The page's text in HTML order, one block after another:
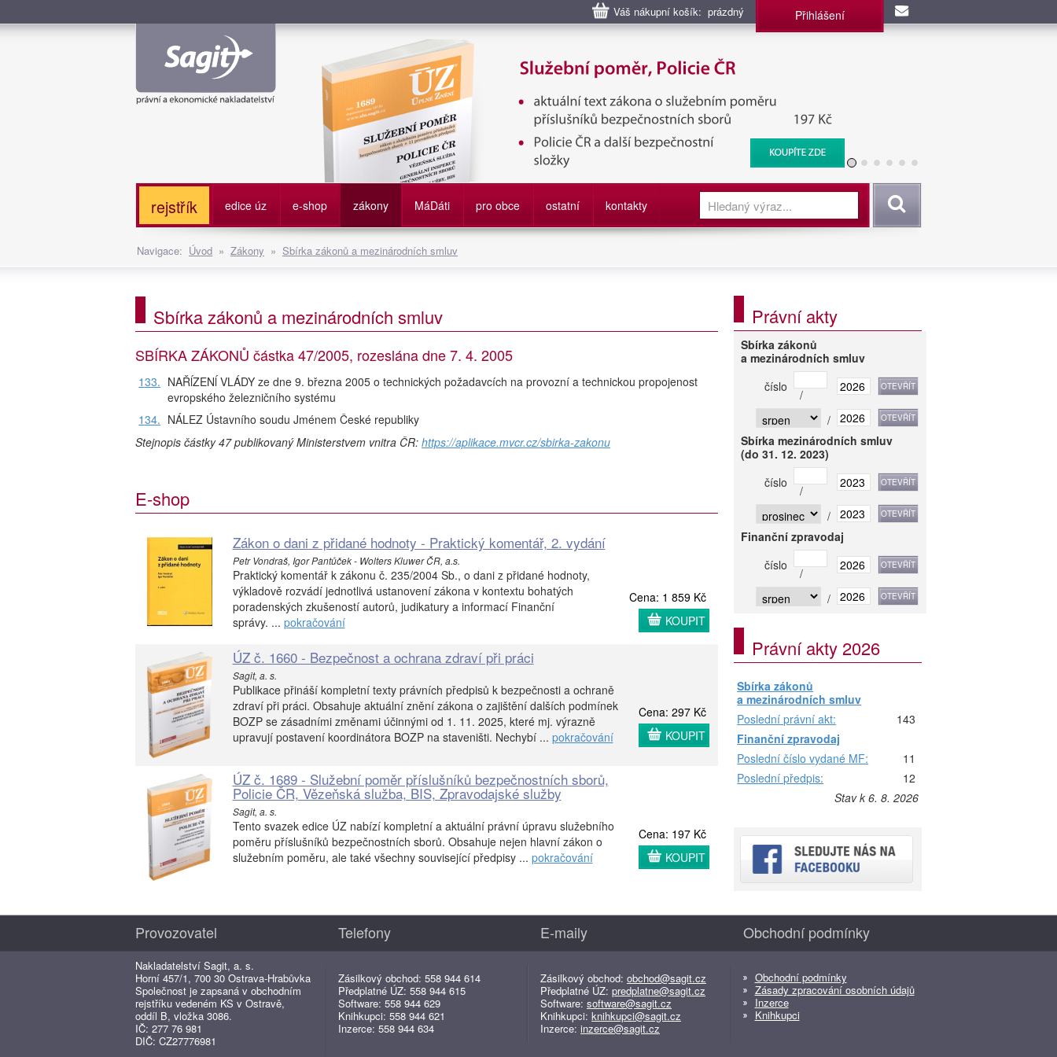
Váš nákupní košík: prázdný Přihlášení
Služební poměr příslušníků bezpečnostních sborů, Policie ČR, Vězeňská služba, BIS, Zpravodajské
služby
rejstřík edice úz e-shop zákony MáDáti pro obce ostatní kontakty Vyhledat
Navigace: Úvod » Zákony » Sbírka zákonů a mezinárodních smluv
Sbírka zákonů a mezinárodních smluv
SBÍRKA ZÁKONŮ částka 47/2005, rozeslána dne 7. 4. 2005
133. NAŘĺZENĺ VLÁDY ze dne 9. března 2005 o technických požadavcích na provozní a technickou propojenost
evropského železničního systému
134. NÁLEZ Ústavního soudu Jménem České republiky
Stejnopis částky 47 publikovaný Ministerstvem vnitra ČR: https://aplikace.mvcr.cz/sbirka-zakonu
E-shop
Zákon o dani z přidané hodnoty - Praktický komentář, 2. vydání
Petr Vondraš, Igor Pantůček - Wolters Kluwer ČR, a.s.
Praktický komentář k zákonu č. 235/2004 Sb., o dani z přidané hodnoty,
výkladově rozvádí jednotlivá ustanovení zákona v kontextu bohatých
poradenských zkušeností autorů, judikatury a informací Finanční
správy. ... pokračování
Cena: 1 859 Kč
KOUPIT
ÚZ č. 1660 - Bezpečnost a ochrana zdraví při práci
Sagit, a. s.
Publikace přináší kompletní texty právních předpisů k bezpečnosti a ochraně
zdraví při práci. Obsahuje aktuální znění zákona o zajištění dalších podmínek
BOZP se zásadními změnami účinnými od 1. 11. 2025, které mj. výrazně
upravují postavení koordinátora BOZP na staveništi. Nechybí ... pokračování
Cena: 297 Kč
KOUPIT
ÚZ č. 1689 - Služební poměr příslušníků bezpečnostních sborů,
Policie ČR, Vězeňská služba, BIS, Zpravodajské služby
Sagit, a. s.
Tento svazek edice ÚZ nabízí kompletní a aktuální právní úpravu služebního
poměru příslušníků bezpečnostních sborů. Obsahuje nejen hlavní zákon o
služebním poměru, ale také všechny související předpisy ... pokračování
Cena: 197 Kč
KOUPIT
Právní akty
Sbírka zákonů
a mezinárodních smluv
číslo
/
/
Sbírka mezinárodních smluv
(do 31. 12. 2023)
číslo
/
/
Finanční zpravodaj
číslo
/
/
Právní akty 2026
Sbírka zákonů
a mezinárodních smluv
Poslední právní akt:
143
Finanční zpravodaj
Poslední číslo vydané MF:
11
Poslední předpis:
12
Stav k 6. 8. 2026
Provozovatel
Nakladatelství Sagit, a. s.
Horní 457/1, 700 30 Ostrava-Hrabůvka
Společnost je zapsaná v obchodním
rejstříku vedeném KS v Ostravě,
oddíl B, vložka 3086.
IČ: 277 76 981
DIČ: CZ27776981
Telefony
Zásilkový obchod: 558 944 614
Předplatné ÚZ: 558 944 615
Software: 558 944 629
Knihkupci: 558 944 621
Inzerce: 558 944 634
E-maily
Zásilkový obchod: obchod@sagit.cz
Předplatné ÚZ: predplatne@sagit.cz
Software: software@sagit.cz
Knihkupci: knihkupci@sagit.cz
Inzerce: inzerce@sagit.cz
Obchodní podmínky
Obchodní podmínky
Zásady zpracování osobních údajů
Inzerce
Knihkupci